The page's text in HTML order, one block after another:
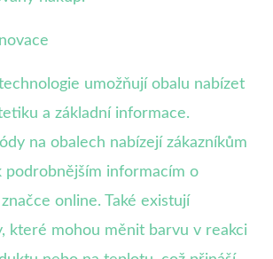
umožňují obalu nabízet
a základní informace.
na obalech nabízejí zákazníkům
podrobnějším informacím o
online. Také existují
které mohou měnit barvu v reakci